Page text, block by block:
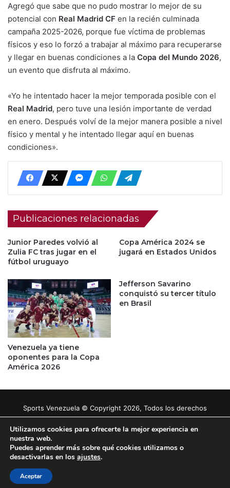
Agregó que sabe que no pudo mostrar lo mejor de su
potencial con Real Madrid CF en la recién culminada
campaña 2025-2026, porque fue víctima de problemas
físicos y eso lo forzó a trabajar al máximo para recuperarse
y llegar en buenas condiciones a la Copa del Mundo 2026,
un evento que disfruta al máximo.
«Yo he intentado hacer la mejor temporada posible con el
Real Madrid, pero tuve una lesión importante de verdad
en enero. Después volví de la mejor manera posible a nivel
físico y mental y he intentado llegar aquí en buenas
condiciones».
Publicaciones relacionadas
Junior Paredes volvió al
Zulia FC tras jugar en el
fútbol uruguayo
Copa América 2024 se
jugará en Estados Unidos
Venezuela ya tiene
oponentes para la Copa
América 2026
Jefferson Savarino
conquistó su tercer título
en Brasil
Sports Venezuela © Copyright 2026, Todos los derechos
Facebook
X YouTubeInstagram
Utilizamos cookies para ofrecerte la mejor experiencia en
nuestra web.
Puedes aprender más sobre qué cookies utilizamos o
desactivarlas en los ajustes.
Aceptar